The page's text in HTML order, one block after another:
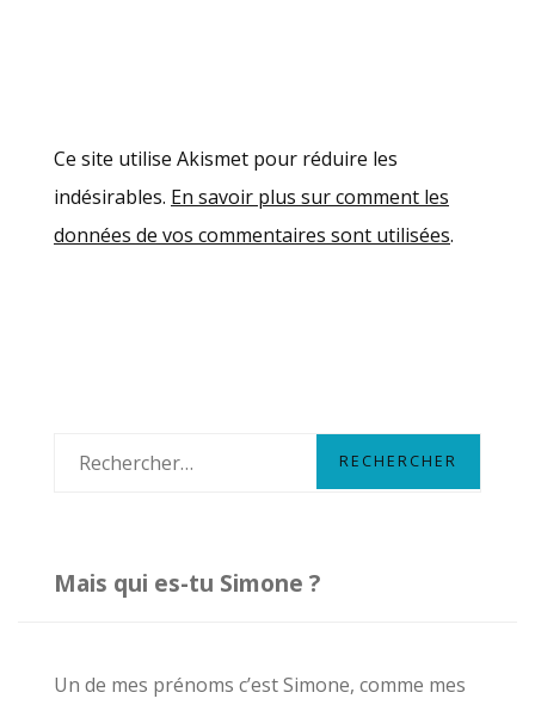
Ce site utilise Akismet pour réduire les
indésirables. En savoir plus sur comment les
données de vos commentaires sont utilisées.
c
Mais qui es-tu Simone ?
Un de mes prénoms c’est Simone, comme mes